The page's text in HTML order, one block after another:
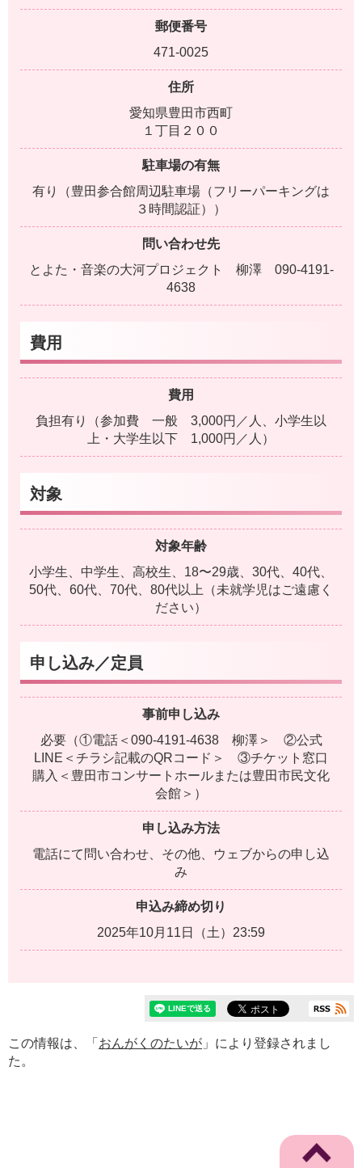
郵便番号
471-0025
住所
愛知県豊田市西町
１丁目２００
駐車場の有無
有り（豊田参合館周辺駐車場（フリーパーキングは
３時間認証））
問い合わせ先
とよた・音楽の大河プロジェクト 柳澤 090-4191-
4638
費用
費用
負担有り（参加費 一般 3,000円／人、小学生以
上・大学生以下 1,000円／人）
対象
対象年齢
小学生、中学生、高校生、18〜29歳、30代、40代、
50代、60代、70代、80代以上（未就学児はご遠慮く
ださい）
申し込み／定員
事前申し込み
必要（①電話＜090-4191-4638 柳澤＞ ②公式
LINE＜チラシ記載のQRコード＞ ③チケット窓口
購入＜豊田市コンサートホールまたは豊田市民文化
会館＞）
申し込み方法
電話にて問い合わせ、その他、ウェブからの申し込
み
申込み締め切り
2025年10月11日（土）23:59
この情報は、「 おんがくのたいが 」により登録されまし
た。